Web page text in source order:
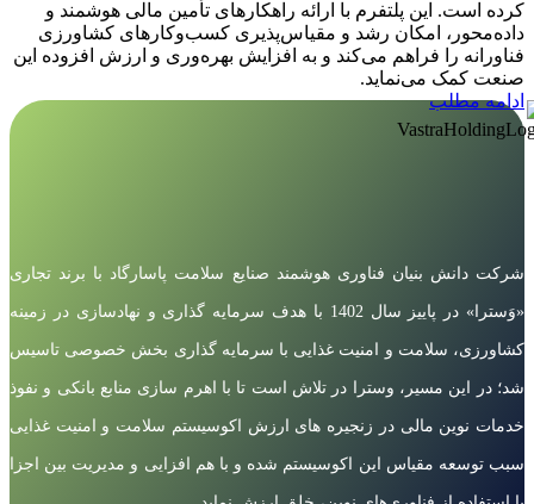
کرده است. این پلتفرم با ارائه راهکارهای تأمین مالی هوشمند و
داده‌محور، امکان رشد و مقیاس‌پذیری کسب‌وکارهای کشاورزی
فناورانه را فراهم می‌کند و به افزایش بهره‌وری و ارزش افزوده این
صنعت کمک می‌نماید.
ادامه مطلب
شرکت دانش بنیان فناوری هوشمند صنایع سلامت پاسارگاد با برند تجاری
«وَسترا» در پاییز سال 1402 با هدف سرمایه گذاری و نهادسازی در زمینه
کشاورزی، سلامت و امنیت غذایی با سرمایه گذاری بخش خصوصی تاسیس
شد؛ در این مسیر، وسترا در تلاش است تا با اهرم سازی منابع بانکی و نفوذ
خدمات نوین مالی در زنجیره های ارزش اکوسیستم سلامت و امنیت غذایی
سبب توسعه مقیاس این اکوسیستم شده و با هم افزایی و مدیریت بین اجزا